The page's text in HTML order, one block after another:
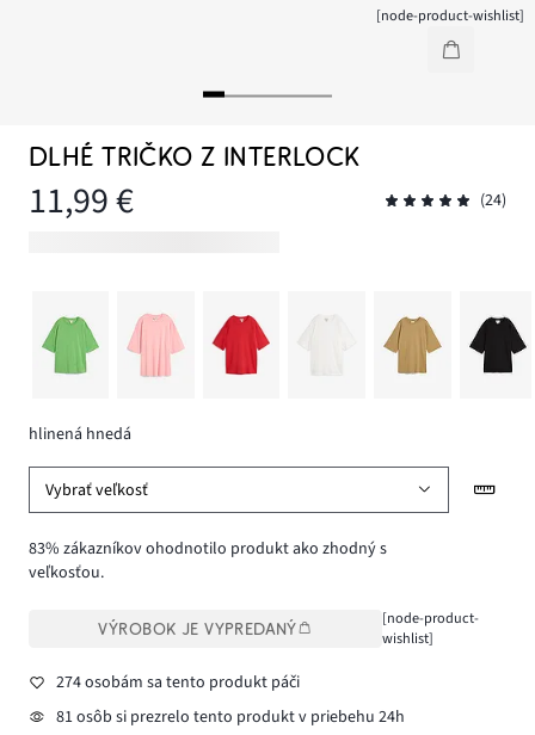
[node-product-wishlist]
DLHÉ TRIČKO Z INTERLOCK
11,99 € (24)
hlinená hnedá
Vybrať veľkosť
83% zákazníkov ohodnotilo produkt ako zhodný s
veľkosťou.
VÝROBOK JE VYPREDANÝ
[node-product-
wishlist]
274 osobám sa tento produkt páči
81 osôb si prezrelo tento produkt v priebehu 24h